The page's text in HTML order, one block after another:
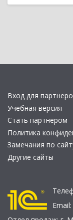
Вход для
Учебная версия
Стать партнером
Политика
Замечания по
Другие сайты
Email: